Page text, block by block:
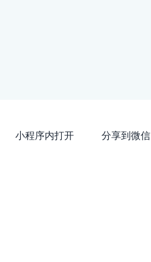
分享到微信
小程序内打开